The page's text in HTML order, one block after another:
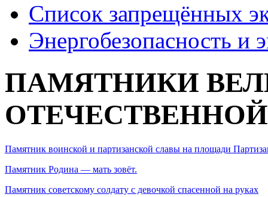
Список запрещённых
Энергобезопасность и
ПАМЯТНИКИ
Памятник воинской и партизанской славы на площади
Памятник Родина — мать зовёт.
Памятник советскому солдату с девочкой спасенной на руках